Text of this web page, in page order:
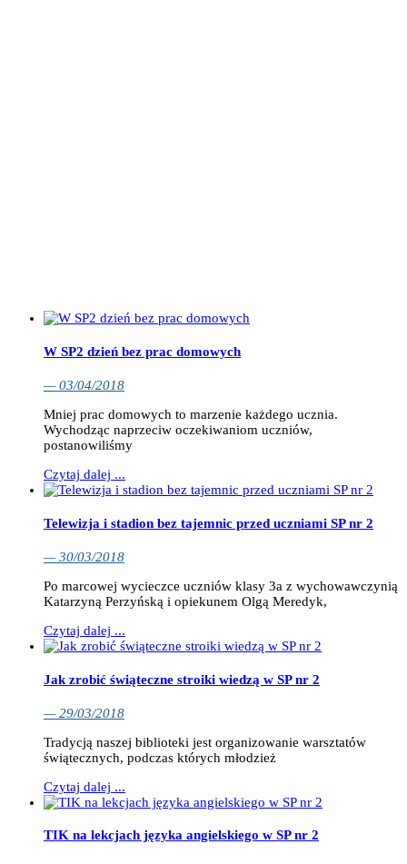
W SP2 dzień bez prac domowych
— 03/04/2018
Mniej prac domowych to marzenie każdego ucznia.
Wychodząc naprzeciw oczekiwaniom uczniów,
postanowiliśmy
Czytaj dalej ...
Telewizja i stadion bez tajemnic przed uczniami SP nr 2
— 30/03/2018
Po marcowej wycieczce uczniów klasy 3a z wychowawczynią
Katarzyną Perzyńską i opiekunem Olgą Meredyk,
Czytaj dalej ...
Jak zrobić świąteczne stroiki wiedzą w SP nr 2
— 29/03/2018
Tradycją naszej biblioteki jest organizowanie warsztatów
świątecznych, podczas których młodzież
Czytaj dalej ...
TIK na lekcjach języka angielskiego w SP nr 2